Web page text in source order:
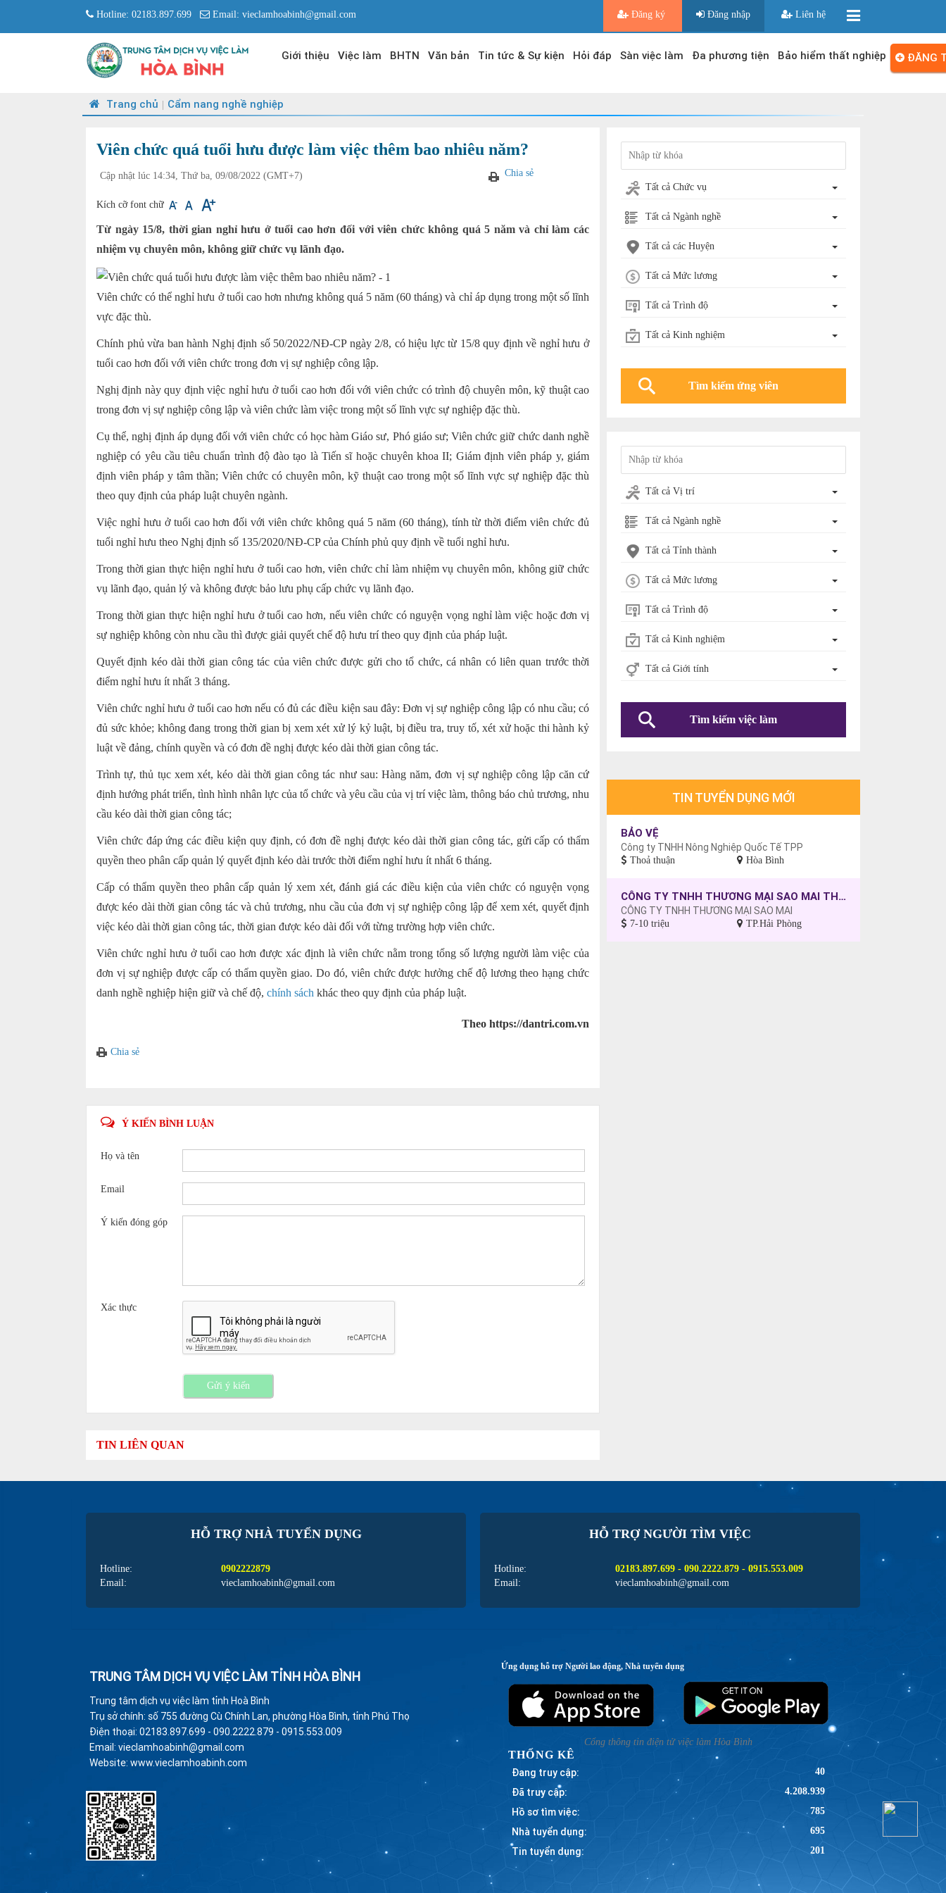
Hotline: 02183.897.699 Email: vieclamhoabinh@gmail.com Đăng ký Đăng nhập Liên hệ
Giới thiệu Việc làm BHTN Văn bản Tin tức & Sự kiện Hỏi đáp Sàn việc làm Đa phương tiện Bảo hiểm thất nghiệp ĐĂNG
Trang chủ Cẩm nang nghề nghiệp
Viên chức quá tuổi hưu được làm việc thêm bao nhiêu năm?
Cập nhật lúc 14:34, Thứ ba, 09/08/2022 (GMT+7) Chia sẻ
Kích cỡ font chữ
Từ ngày 15/8, thời gian nghỉ hưu ở tuổi cao hơn đối với viên chức không quá 5 năm và chỉ làm các
nhiệm vụ chuyên môn, không giữ chức vụ lãnh đạo.
Viên chức có thể nghỉ hưu ở tuổi cao hơn nhưng không quá 5 năm (60 tháng) và chỉ áp dụng trong một số lĩnh
vực đặc thù.
Chính phủ vừa ban hành Nghị định số 50/2022/NĐ-CP ngày 2/8, có hiệu lực từ 15/8 quy định về nghỉ hưu ở
tuổi cao hơn đối với viên chức trong đơn vị sự nghiệp công lập.
Nghị định này quy định việc nghỉ hưu ở tuổi cao hơn đối với viên chức có trình độ chuyên môn, kỹ thuật cao
trong đơn vị sự nghiệp công lập và viên chức làm việc trong một số lĩnh vực sự nghiệp đặc thù.
Cụ thể, nghị định áp dụng đối với viên chức có học hàm Giáo sư, Phó giáo sư; Viên chức giữ chức danh nghề
nghiệp có yêu cầu tiêu chuẩn trình độ đào tạo là Tiến sĩ hoặc chuyên khoa II; Giám định viên pháp y, giám
định viên pháp y tâm thần; Viên chức có chuyên môn, kỹ thuật cao trong một số lĩnh vực sự nghiệp đặc thù
theo quy định của pháp luật chuyên ngành.
Việc nghỉ hưu ở tuổi cao hơn đối với viên chức không quá 5 năm (60 tháng), tính từ thời điểm viên chức đủ
tuổi nghỉ hưu theo Nghị định số 135/2020/NĐ-CP của Chính phủ quy định về tuổi nghỉ hưu.
Trong thời gian thực hiện nghỉ hưu ở tuổi cao hơn, viên chức chỉ làm nhiệm vụ chuyên môn, không giữ chức
vụ lãnh đạo, quản lý và không được bảo lưu phụ cấp chức vụ lãnh đạo.
Trong thời gian thực hiện nghỉ hưu ở tuổi cao hơn, nếu viên chức có nguyện vọng nghỉ làm việc hoặc đơn vị
sự nghiệp không còn nhu cầu thì được giải quyết chế độ hưu trí theo quy định của pháp luật.
Quyết định kéo dài thời gian công tác của viên chức được gửi cho tổ chức, cá nhân có liên quan trước thời
điểm nghỉ hưu ít nhất 3 tháng.
Viên chức nghỉ hưu ở tuổi cao hơn nếu có đủ các điều kiện sau đây: Đơn vị sự nghiệp công lập có nhu cầu; có
đủ sức khỏe; không đang trong thời gian bị xem xét xử lý kỷ luật, bị điều tra, truy tố, xét xử hoặc thi hành kỷ
luật về đảng, chính quyền và có đơn đề nghị được kéo dài thời gian công tác.
Trình tự, thủ tục xem xét, kéo dài thời gian công tác như sau: Hàng năm, đơn vị sự nghiệp công lập căn cứ
định hướng phát triển, tình hình nhân lực của tổ chức và yêu cầu của vị trí việc làm, thông báo chủ trương, nhu
cầu kéo dài thời gian công tác;
Viên chức đáp ứng các điều kiện quy định, có đơn đề nghị được kéo dài thời gian công tác, gửi cấp có thẩm
quyền theo phân cấp quản lý quyết định kéo dài trước thời điểm nghỉ hưu ít nhất 6 tháng.
Cấp có thẩm quyền theo phân cấp quản lý xem xét, đánh giá các điều kiện của viên chức có nguyện vọng
được kéo dài thời gian công tác và chủ trương, nhu cầu của đơn vị sự nghiệp công lập để xem xét, quyết định
việc kéo dài thời gian công tác, thời gian được kéo dài đối với từng trường hợp viên chức.
Viên chức nghỉ hưu ở tuổi cao hơn được xác định là viên chức nằm trong tổng số lượng người làm việc của
đơn vị sự nghiệp được cấp có thẩm quyền giao. Do đó, viên chức được hưởng chế độ lương theo hạng chức
danh nghề nghiệp hiện giữ và chế độ, chính sách khác theo quy định của pháp luật.
Theo https://dantri.com.vn
Chia sẻ
Ý KIẾN BÌNH LUẬN
Họ và tên
Email
Ý kiến đóng góp
Xác thực
Gửi ý kiến
TIN LIÊN QUAN
Tất cả Chức vụ
Tất cả Ngành nghề
Tất cả các Huyện
Tất cả Mức lương
Tất cả Trình độ
Tất cả Kinh nghiệm
Tất cả Vị trí
Tất cả Ngành nghề
Tất cả Tỉnh thành
Tất cả Mức lương
Tất cả Trình độ
Tất cả Kinh nghiệm
Tất cả Giới tính
Tìm kiếm việc làm
TIN TUYỂN DỤNG MỚI
BẢO VỆ
Công ty TNHH Nông Nghiệp Quốc Tế TPP
Thoả thuận Hòa Bình
CÔNG TY TNHH THƯƠNG MẠI SAO MAI THÔNG BÁO TUYỂN DỤNG CÔNG NHÂN MAY, CHƯA CÓ TAY NGHỀ SẼ ĐƯỢC ĐÀO TẠO.
CÔNG TY TNHH THƯƠNG MẠI SAO MAI
7-10 triệu TP.Hải Phòng
HỖ TRỢ NHÀ TUYỂN DỤNG
Hotline:
0902222879
Email:
vieclamhoabinh@gmail.com
HỖ TRỢ NGƯỜI TÌM VIỆC
Hotline:
02183.897.699 - 090.2222.879 - 0915.553.009
Email:
vieclamhoabinh@gmail.com
TRUNG TÂM DỊCH VỤ VIỆC LÀM TỈNH HÒA BÌNH
Trung tâm dịch vụ việc làm tỉnh Hoà Bình
Trụ sở chính: số 755 đường Cù Chính Lan, phường Hòa Bình, tỉnh Phú Thọ
Điện thoại: 02183.897.699 - 090.2222.879 - 0915.553.009
Email: vieclamhoabinh@gmail.com
Website: www.vieclamhoabinh.com
Ứng dụng hỗ trợ Người lao động, Nhà tuyển dụng
Cổng thông tin điện tử việc làm Hòa Bình
THỐNG KÊ
Đang truy cập: 40
Đã truy cập: 4.208.939
Hồ sơ tìm việc: 785
Nhà tuyển dụng: 695
Tin tuyển dụng: 201